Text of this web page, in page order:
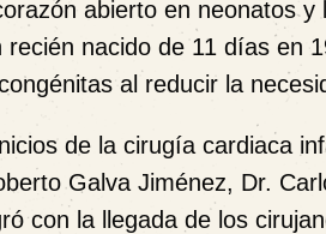
abierto en neonatos
recién nacido de 11 días en
al reducir la
de la cirugía cardiaca
Galva Jiménez, Dr.
con la llegada de los